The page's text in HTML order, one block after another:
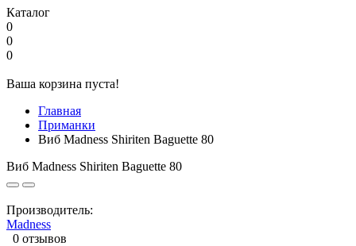
Каталог
0
0
0
Ваша корзина пуста!
Главная
Приманки
Виб Madness Shiriten Baguette 80
Виб Madness Shiriten Baguette 80
Производитель:
Madness
0 отзывов